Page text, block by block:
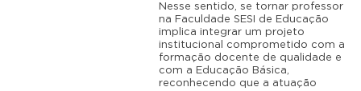
Nesse sentido, se tornar professor
na Faculdade SESI de Educação
implica integrar um projeto
institucional comprometido com a
formação docente de qualidade e
com a Educação Básica,
reconhecendo que a atuação